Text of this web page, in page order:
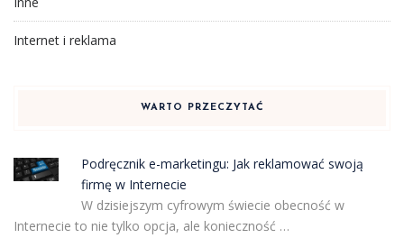
Internet i reklama
WARTO PRZECZYTAĆ
Podręcznik e-marketingu: Jak reklamować swoją
firmę w Internecie
W dzisiejszym cyfrowym świecie obecność w
Internecie to nie tylko opcja, ale konieczność …